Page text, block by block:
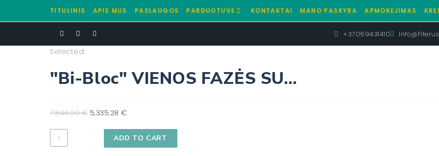
TITULINIS APIE MUS PASLAUGOS PARDUOTUVĖ KONTAKTAI MANO PASKYRA APMOKĖJIMAS
+37069431410
Selected:
"Bi-Bloc" VIENOS FAZĖS SU…
7,846.00€ 5,335.28 €
ADD TO CART